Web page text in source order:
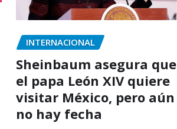
INTERNACIONAL
Sheinbaum asegura que
el papa León XIV quiere
visitar México, pero aún
no hay fecha